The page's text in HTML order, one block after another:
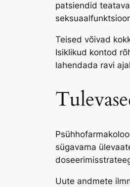
patsiendid
Teised võivad
Isiklikud kontod
lahendada ravi
sügavama
Uute andmete